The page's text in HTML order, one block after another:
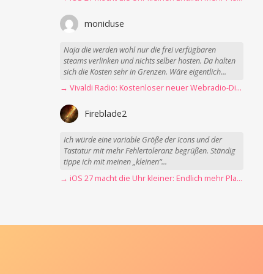
moniduse
Naja die werden wohl nur die frei verfügbaren
steams verlinken und nichts selber hosten. Da halten
sich die Kosten sehr in Grenzen. Wäre eigentlich...
→ Vivaldi Radio: Kostenloser neuer Webradio-Dienst mit Fokus auf Datenschutz
Fireblade2
Ich würde eine variable Größe der Icons und der
Tastatur mit mehr Fehlertoleranz begrüßen. Ständig
tippe ich mit meinen „kleinen“...
→ iOS 27 macht die Uhr kleiner: Endlich mehr Platz fürs Hintergrundbild